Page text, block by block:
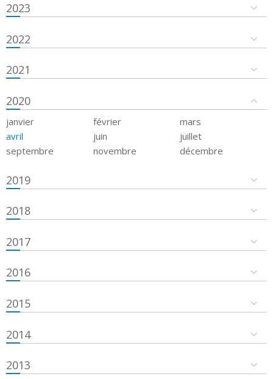
2023
2022
2021
2020
janvier février
mars
avril
juin
juillet
septembre
novembre décembre
2019
2018
2017
2016
2015
2014
2013